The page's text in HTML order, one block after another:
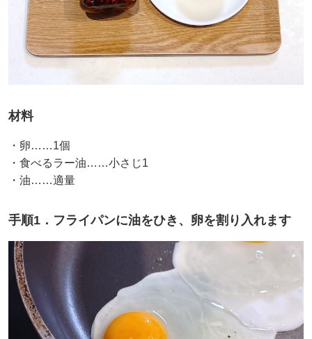
材料
・卵……1個
・食べるラー油……小さじ1
・油……適量
手順1．フライパンに油をひき、卵を割り入れます